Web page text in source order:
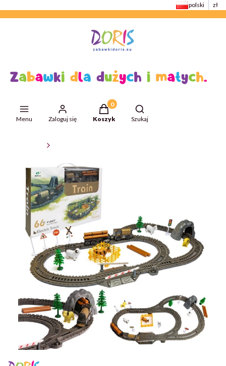
polski zł
Menu Zaloguj się
Produkty w koszyku: 0. Zobacz
Koszyk
Otwórz wyszukiwarkę
Szukaj